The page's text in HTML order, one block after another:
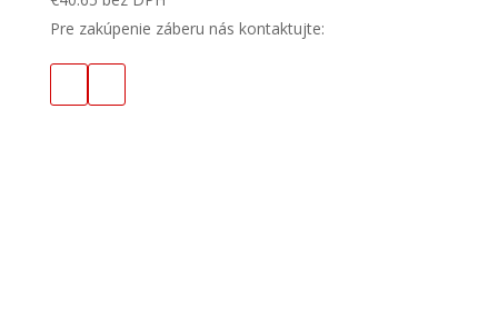
Pre zakúpenie záberu nás kontaktujte: